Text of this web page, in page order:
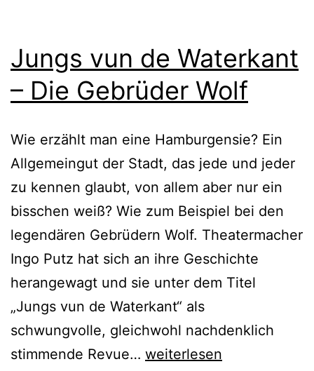
Jungs vun de Waterkant
– Die Gebrüder Wolf
Wie erzählt man eine Hamburgensie? Ein
Allgemeingut der Stadt, das jede und jeder
zu kennen glaubt, von allem aber nur ein
bisschen weiß? Wie zum Beispiel bei den
legendären Gebrüdern Wolf. Theatermacher
Ingo Putz hat sich an ihre Geschichte
herangewagt und sie unter dem Titel
„Jungs vun de Waterkant“ als
schwungvolle, gleichwohl nachdenklich
stimmende Revue… Jungs
weiterlesen